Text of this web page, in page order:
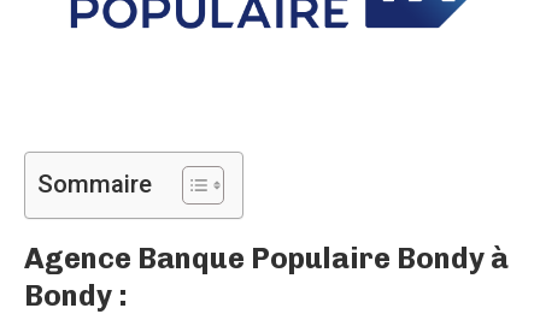
Sommaire
Agence Banque Populaire Bondy à
Bondy :